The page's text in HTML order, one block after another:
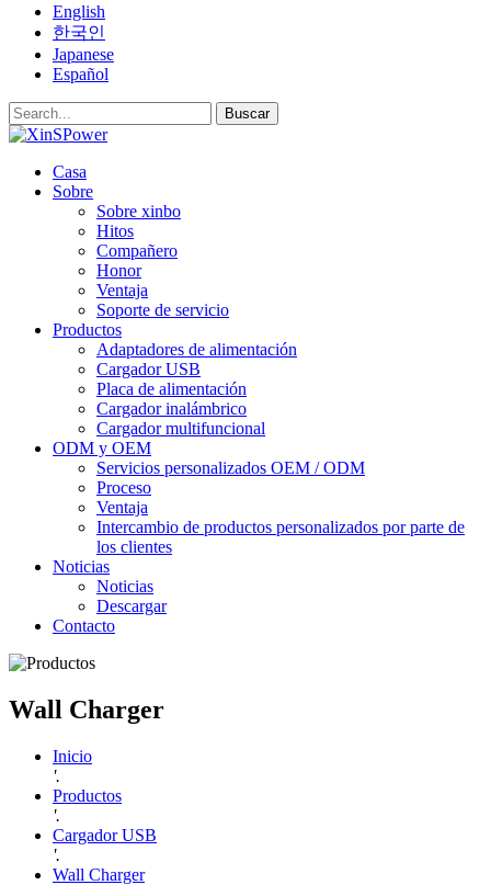
English
한국인
Japanese
Español
Buscar
Casa
Sobre
Sobre xinbo
Hitos
Compañero
Honor
Ventaja
Soporte de servicio
Productos
Adaptadores de alimentación
Cargador USB
Placa de alimentación
Cargador inalámbrico
Cargador multifuncional
ODM y OEM
Servicios personalizados OEM / ODM
Proceso
Ventaja
Intercambio de productos personalizados por parte de
los clientes
Noticias
Noticias
Descargar
Contacto
Wall Charger
Inicio
'.
Productos
'.
Cargador USB
'.
Wall Charger